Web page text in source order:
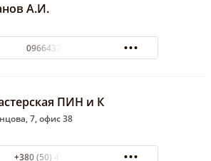
А.И.
0966437447
ПИН и К
7, офис 38
+380 (50) 4513955